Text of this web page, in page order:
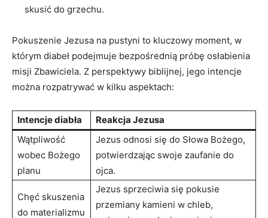
skusić do grzechu.
Pokuszenie Jezusa na pustyni to kluczowy moment,‍ w
którym diabeł podejmuje bezpośrednią próbę osłabienia
misji Zbawiciela. Z perspektywy biblijnej, jego intencje​
można rozpatrywać w kilku aspektach:
Intencje diabła
Reakcja Jezusa
Wątpliwość
wobec Bożego
planu
Jezus ⁢odnosi się​ do Słowa Bożego,
potwierdzając swoje zaufanie do
ojca.
Chęć skuszenia
do materializmu
Jezus sprzeciwia się pokusie
przemiany kamieni w chleb,